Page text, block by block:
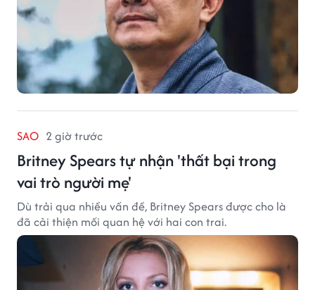
SAO 2 giờ trước
Britney Spears tự nhận 'thất bại trong
vai trò người mẹ'
Dù trải qua nhiều vấn đề, Britney Spears được cho là
đã cải thiện mối quan hệ với hai con trai.